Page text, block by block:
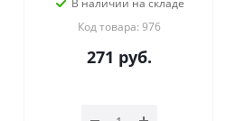
В наличии на складе
Код товара: 976
271 руб.